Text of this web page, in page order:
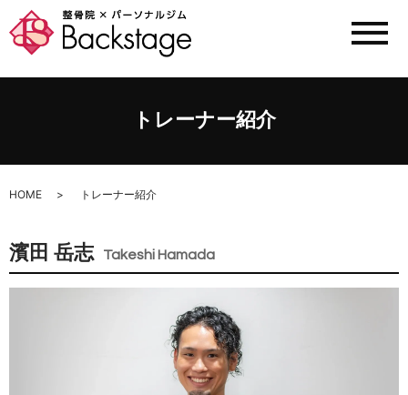
メ
トレーナー紹介
HOME トレーナー紹介
濱田 岳志 Takeshi Hamada